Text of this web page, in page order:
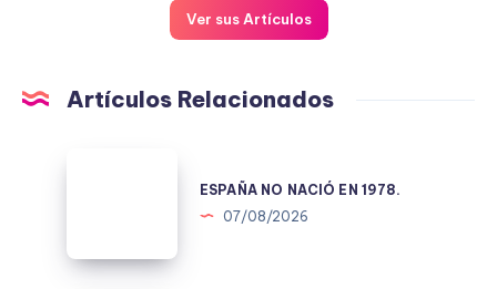
Ver sus Artículos
Artículos Relacionados
1978.
ESPAÑA NO NACIÓ EN 1978.
07/08/2026